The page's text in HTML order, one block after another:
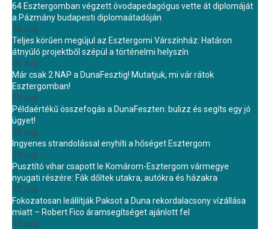
64 Esztergomban végzett óvodapedagógus vette át diplomáját
a Pázmány budapesti diplomaátadóján
06 aug.
Teljes körűen megújul az Esztergomi Várszínház: Határon
átnyúló projektből szépül a történelmi helyszín
06 aug.
Már csak 2 NAP a DunaFesztig! Mutatjuk, mi vár rátok
Esztergomban!
05 aug.
Példaértékű összefogás a DunaFeszten: bulizz és segíts egy jó
ügyet!
05 aug.
Ingyenes strandolással enyhíti a hőséget Esztergom
03 aug.
Pusztító vihar csapott le Komárom-Esztergom vármegye
nyugati részére: Fák dőltek utakra, autókra és házakra
02 aug.
Fokozatosan leállítják Paksot a Duna rekordalacsony vízállása
miatt – Robert Fico áramsegítséget ajánlott fel
02 aug.